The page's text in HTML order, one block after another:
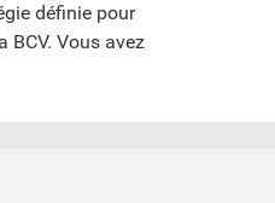
définie pour
Vous avez